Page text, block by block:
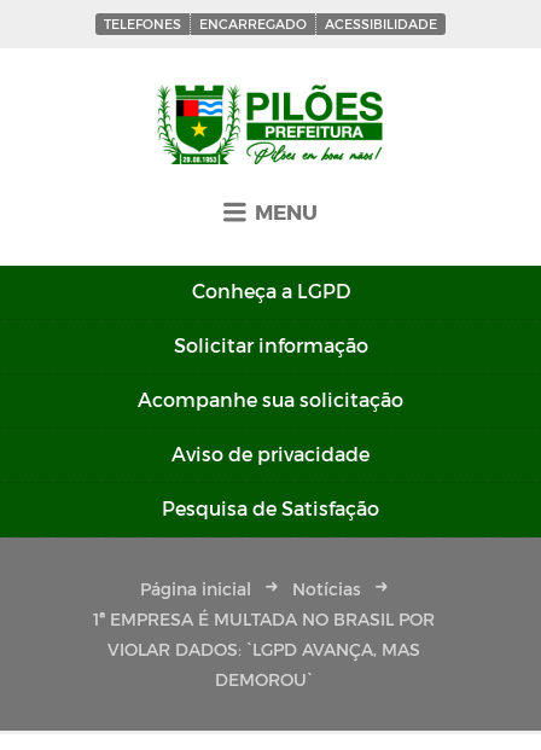
TELEFONES ENCARREGADO ACESSIBILIDADE
MENU
Conheça a LGPD
Solicitar informação
Acompanhe sua solicitação
Aviso de privacidade
Pesquisa de Satisfação
Página inicial
Notícias
1ª EMPRESA É MULTADA NO BRASIL POR
VIOLAR DADOS: `LGPD AVANÇA, MAS
DEMOROU`